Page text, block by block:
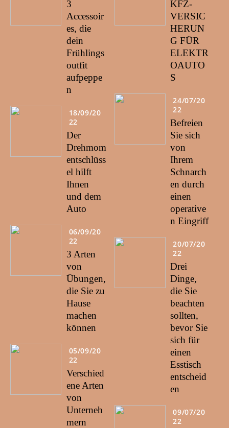
3
Accessoir
es, die
dein
Frühlings
outfit
aufpeppe
n
18/09/20
22
Der
Drehmom
entschlüss
el hilft
Ihnen
und dem
Auto
06/09/20
22
3 Arten
von
Übungen,
die Sie zu
Hause
machen
können
05/09/20
22
Verschied
ene Arten
von
Unterneh
mern
KFZ-
VERSIC
HERUN
G FÜR
ELEKTR
OAUTO
S
24/07/20
22
Befreien
Sie sich
von
Ihrem
Schnarch
en durch
einen
operative
n Eingriff
20/07/20
22
Drei
Dinge,
die Sie
beachten
sollten,
bevor Sie
sich für
einen
Esstisch
entscheid
en
09/07/20
22